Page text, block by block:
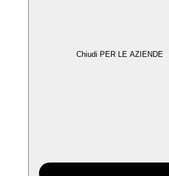
Chiudi PER LE AZIENDE